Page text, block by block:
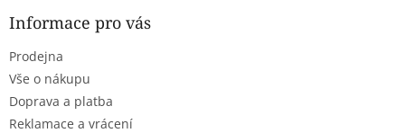
Informace pro vás
Prodejna
Vše o nákupu
Doprava a platba
Reklamace a vrácení